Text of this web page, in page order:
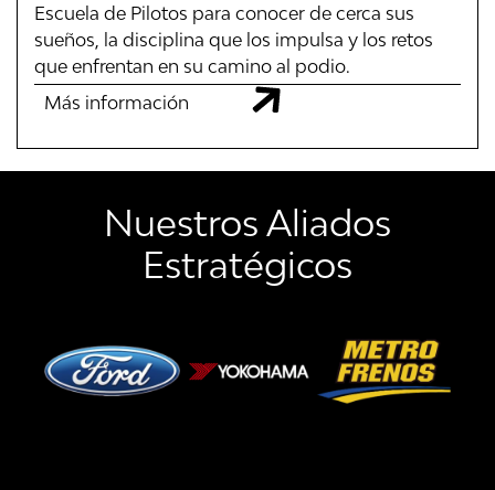
Escuela de Pilotos para conocer de cerca sus
sueños, la disciplina que los impulsa y los retos
que enfrentan en su camino al podio.
Más información
Nuestros Aliados
Estratégicos